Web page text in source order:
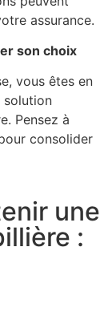
assurance.
son choix
vous êtes en
solution
Pensez à
consolider
une
: